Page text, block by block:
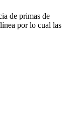
de primas de
por lo cual las